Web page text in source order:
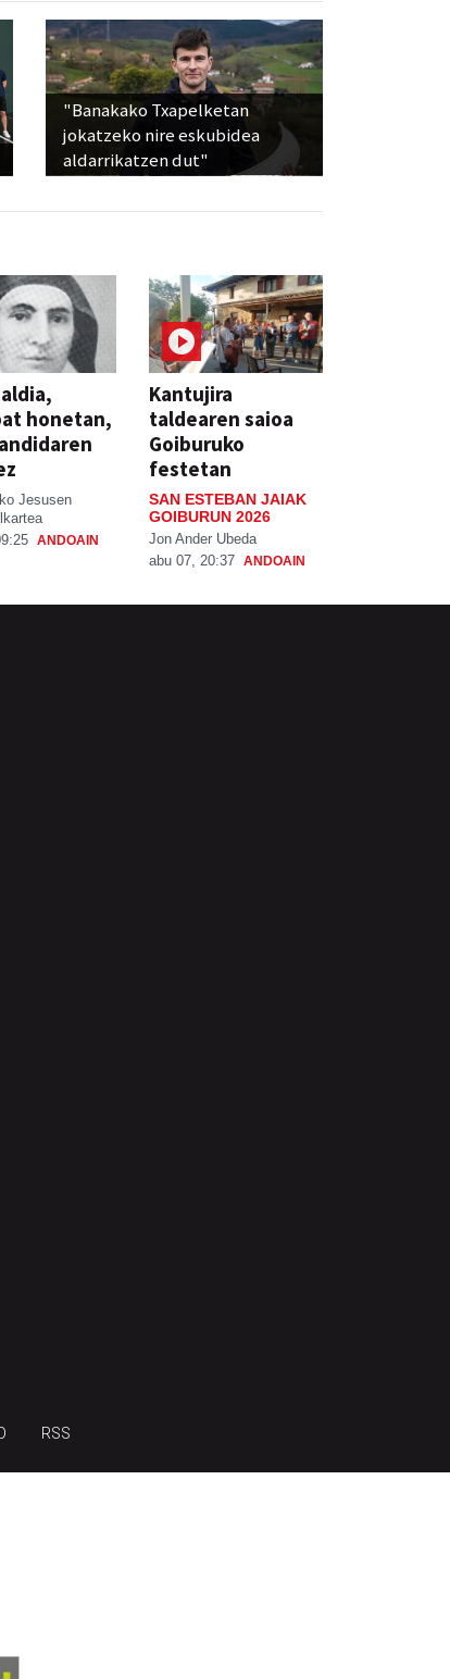
"Banakako Txapelketan
jokatzeko nire eskubidea
aldarrikatzen dut"
honetan,
Jesusen
ANDOAIN
Kantujira
taldearen saioa
Goiburuko
festetan
SAN ESTEBAN JAIAK
GOIBURUN 2026
Jon Ander Ubeda
abu 07, 20:37 ANDOAIN
RSS